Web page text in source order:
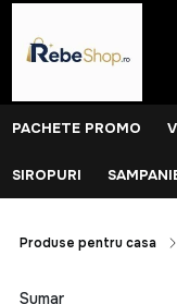
PACHETE PROMO
SIROPURI
Produse pentru casa
Sumar